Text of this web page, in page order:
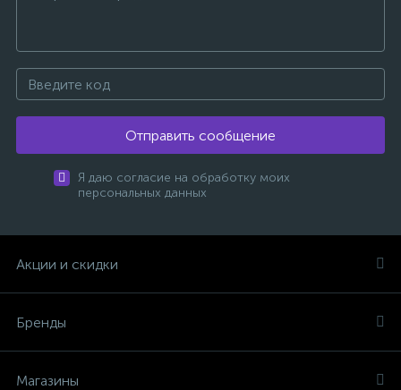
Отправить сообщение
Я даю согласие на обработку моих
персональных данных
Акции и скидки
Бренды
Магазины